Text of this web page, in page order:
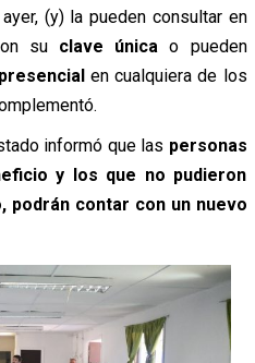
(y) la pueden consultar en
su clave única o pueden
en cualquiera de los
informó que las personas
y los que no pudieron
contar con un nuevo